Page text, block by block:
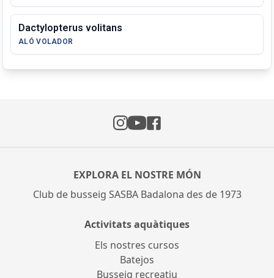
Dactylopterus volitans
ALÓ VOLADOR
EXPLORA EL NOSTRE MÓN
Club de busseig SASBA Badalona des de 1973
Activitats aquàtiques
Els nostres cursos
Batejos
Busseig recreatiu